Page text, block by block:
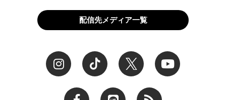
配信先メディア一覧